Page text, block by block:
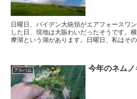
日曜日、バイデン大統領がエアフォースワ
した日、現地は大賑わいだったそうです。
摩湖という湖があります。日曜日、私はそ
アルバム 今年のネムノ